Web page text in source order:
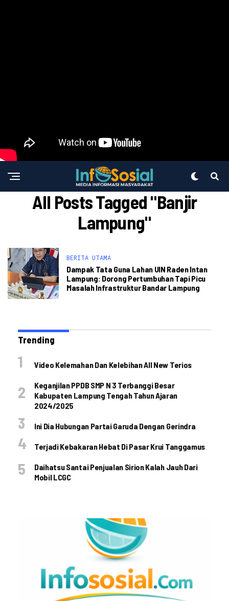
All Posts Tagged "banjir
Lampung"
BERITA UTAMA
Dampak Tata Guna Lahan UIN Raden Intan
Lampung: Dorong Pertumbuhan Tapi Picu
Masalah Infrastruktur Bandar Lampung
Trending
Video Kelemahan Dan Kelebihan All New Terios
Keganjilan PPDB SMP N 3 Terbanggi Besar
Kabupaten Lampung Tengah Tahun Ajaran
2024/2025
Ini Dia Hubungan Partai Garuda Dengan Gerindra
Terjadi Kebakaran Hebat Di Pasar Krui Tanggamus
Daihatsu Santai Penjualan Sirion Kalah Jauh Dari
Mobil LCGC